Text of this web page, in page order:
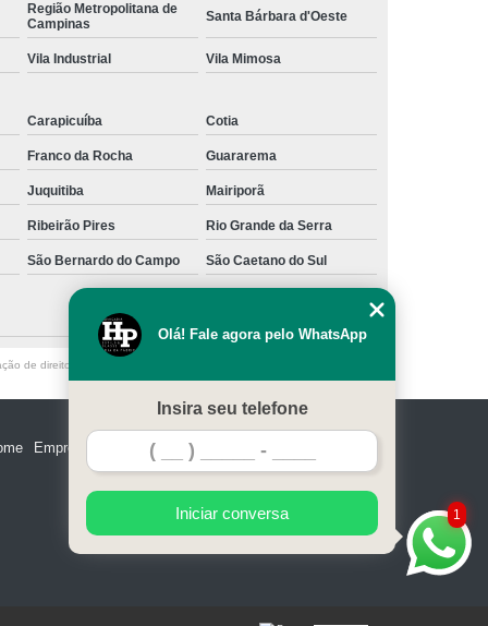
Região Metropolitana de
Campinas
Santa Bárbara d'Oeste
Vila Industrial Vila Mimosa
Carapicuíba Cotia
Franco da Rocha Guararema
Juquitiba Mairiporã
Ribeirão Pires Rio Grande da Serra
São Bernardo do Campo São Caetano do Sul
de direito autoral – artigo 184 do Código Penal –
Empresa Serviços Contato
1
Olá! Fale agora pelo WhatsApp
Insira seu telefone
Iniciar conversa